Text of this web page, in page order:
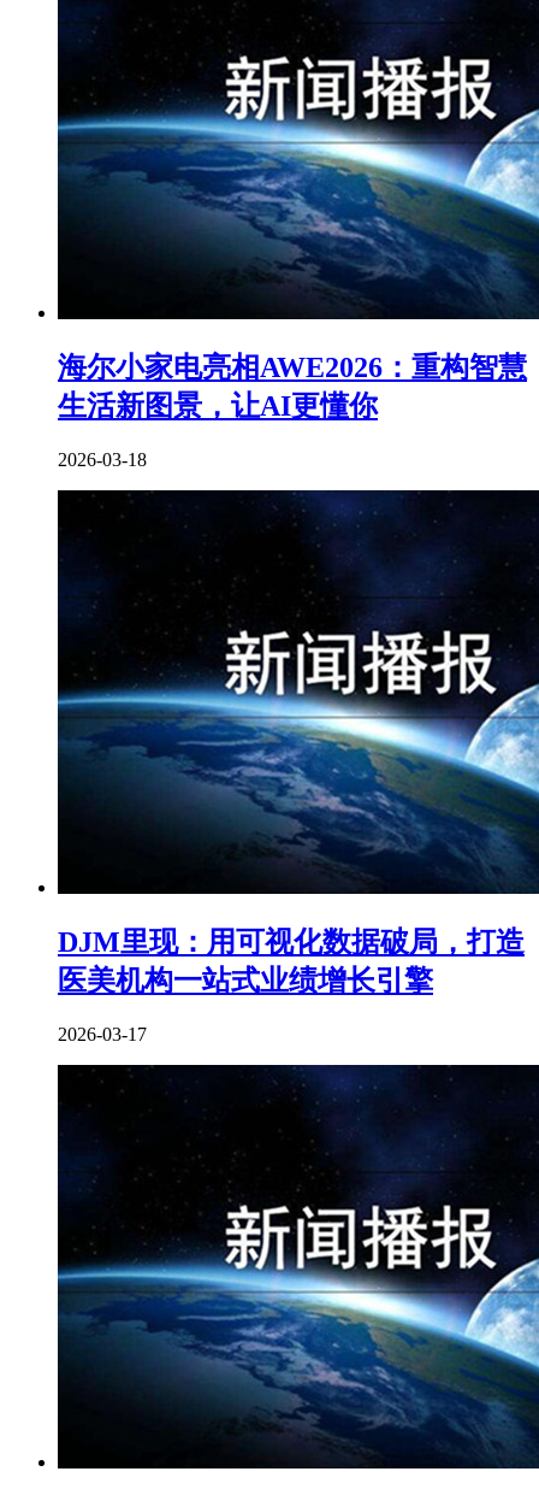
海尔小家电亮相AWE2026：重构智慧
生活新图景，让AI更懂你
2026-03-18
DJM里现：用可视化数据破局，打造
医美机构一站式业绩增长引擎
2026-03-17